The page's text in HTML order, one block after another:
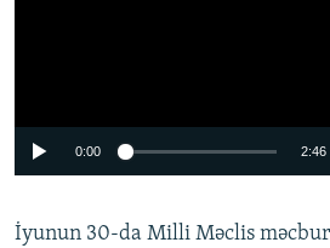
0:00 2:46
İyunun 30-da Milli Məclis